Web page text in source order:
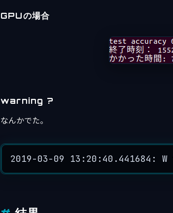
GPUの場合
warning ?
なんかでた。
2019-03-09